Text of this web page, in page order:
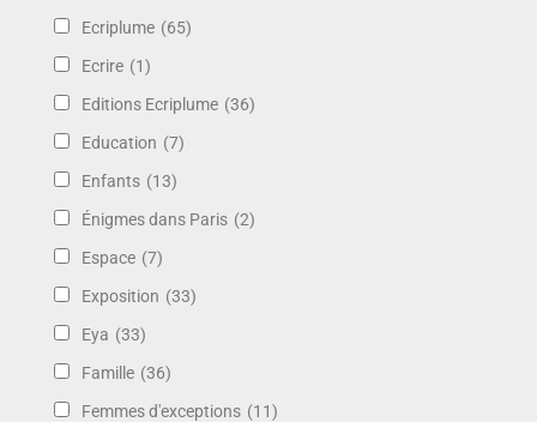
Ecriplume (65)
Ecrire (1)
Editions Ecriplume (36)
Education (7)
Enfants (13)
Énigmes dans Paris (2)
Espace (7)
Exposition (33)
Eya (33)
Famille (36)
Femmes d'exceptions (11)